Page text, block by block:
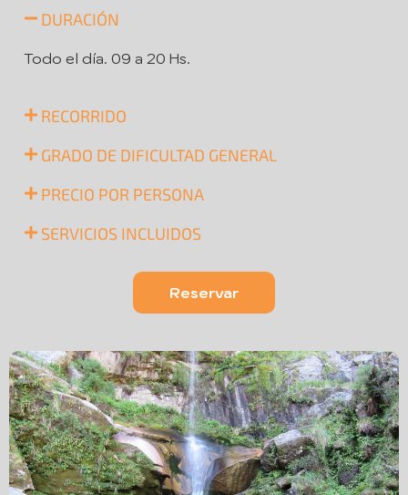
DURACIÓN
Todo el día. 09 a 20 Hs.
RECORRIDO
GRADO DE DIFICULTAD GENERAL
PRECIO POR PERSONA
SERVICIOS INCLUIDOS
Reservar